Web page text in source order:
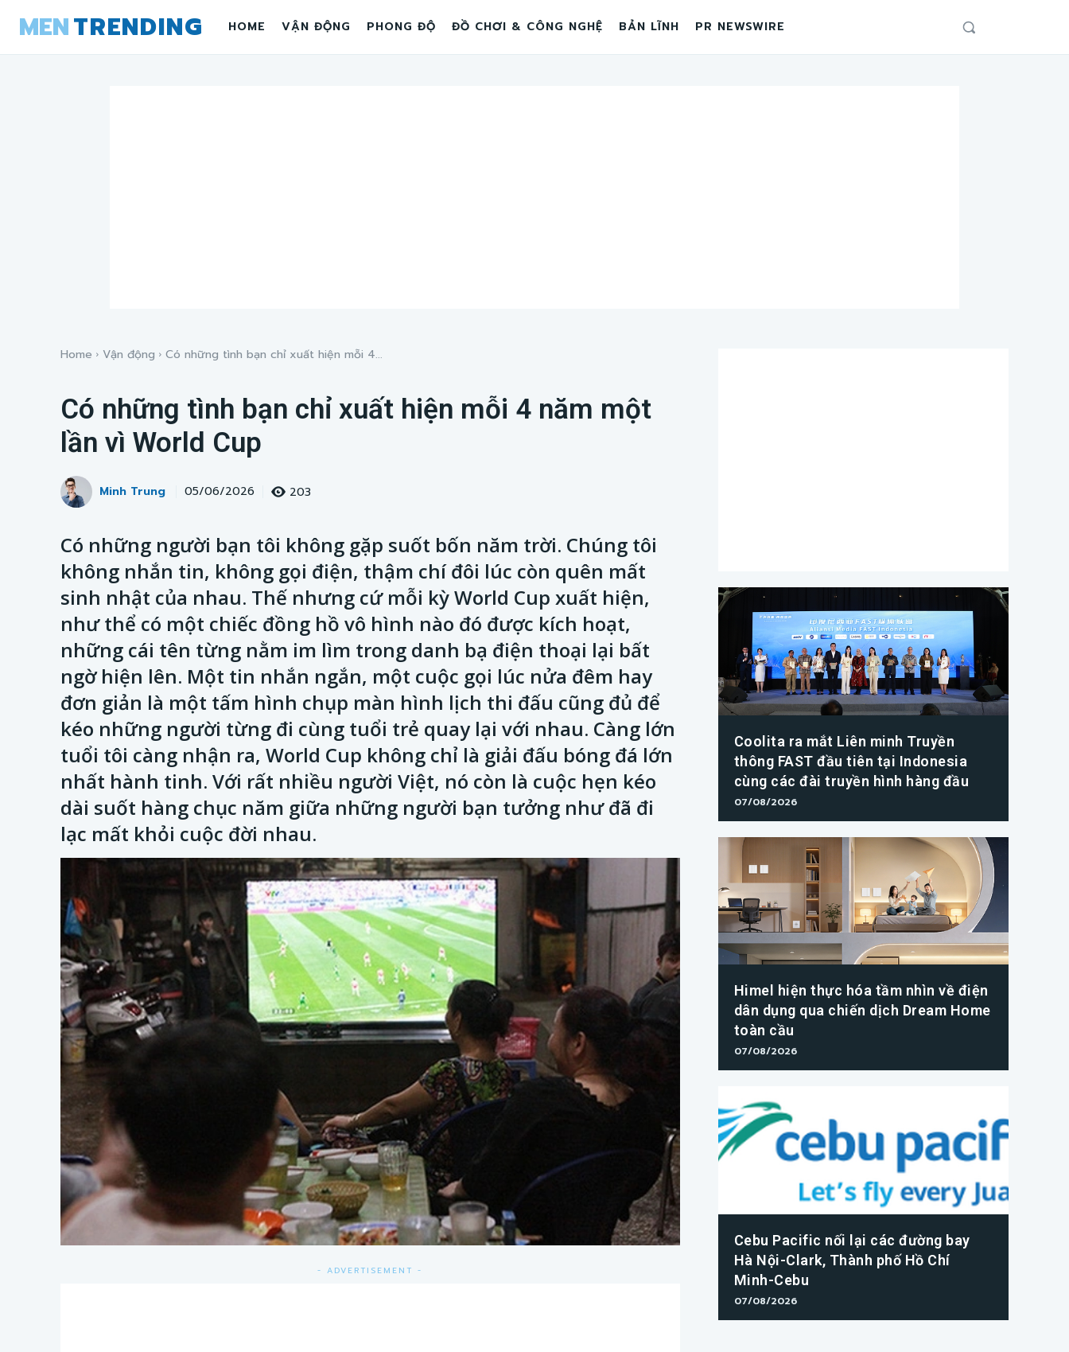
MENTRENDING HOME VẬN ĐỘNG PHONG ĐỘ ĐỒ CHƠI & CÔNG NGHỆ BẢN LĨNH PR NEWSWIRE
Home Vận động Có những tình bạn chỉ xuất hiện mỗi 4...
Có những tình bạn chỉ xuất hiện mỗi 4 năm một
lần vì World Cup
Minh Trung 05/06/2026 203
Có những người bạn tôi không gặp suốt bốn năm trời. Chúng tôi
không nhắn tin, không gọi điện, thậm chí đôi lúc còn quên mất
sinh nhật của nhau. Thế nhưng cứ mỗi kỳ World Cup xuất hiện,
như thể có một chiếc đồng hồ vô hình nào đó được kích hoạt,
những cái tên từng nằm im lìm trong danh bạ điện thoại lại bất
ngờ hiện lên. Một tin nhắn ngắn, một cuộc gọi lúc nửa đêm hay
đơn giản là một tấm hình chụp màn hình lịch thi đấu cũng đủ để
kéo những người từng đi cùng tuổi trẻ quay lại với nhau. Càng lớn
tuổi tôi càng nhận ra, World Cup không chỉ là giải đấu bóng đá lớn
nhất hành tinh. Với rất nhiều người Việt, nó còn là cuộc hẹn kéo
dài suốt hàng chục năm giữa những người bạn tưởng như đã đi
lạc mất khỏi cuộc đời nhau.
- ADVERTISEMENT -
Coolita ra mắt Liên minh Truyền
thông FAST đầu tiên tại Indonesia
cùng các đài truyền hình hàng đầu
07/08/2026
Himel hiện thực hóa tầm nhìn về điện
dân dụng qua chiến dịch Dream Home
toàn cầu
07/08/2026
Cebu Pacific nối lại các đường bay
Hà Nội-Clark, Thành phố Hồ Chí
Minh-Cebu
07/08/2026